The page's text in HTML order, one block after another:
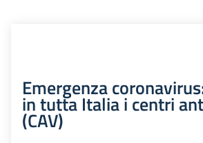
Emergenza
in tutta Italia i centri
(CAV)